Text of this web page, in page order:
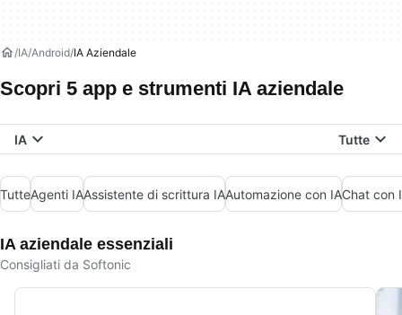
IA Android IA Aziendale
Scopri 5 app e strumenti IA aziendale
IA Tutte
TutteAgenti IAAssistente di scrittura IAAutomazione con IAChat con
IA aziendale essenziali
Consigliati da Softonic